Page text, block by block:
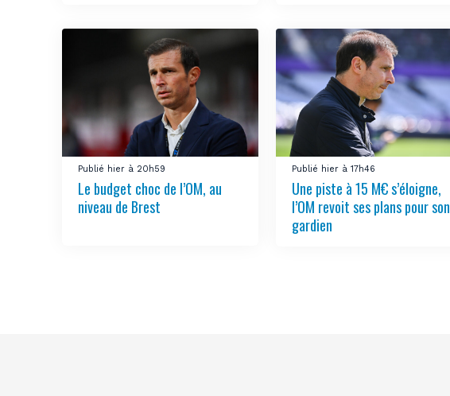
Publié hier à 20h59
Le budget choc de l’OM, au
niveau de Brest
Publié hier à 17h46
Une piste à 15 M€ s’éloigne,
l’OM revoit ses plans pour son
gardien